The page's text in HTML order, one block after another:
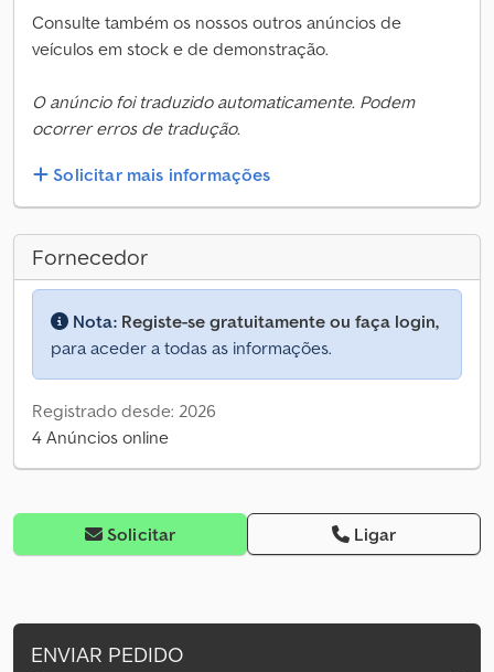
Consulte também os nossos outros anúncios de
veículos em stock e de demonstração.
O anúncio foi traduzido automaticamente. Podem
ocorrer erros de tradução.
Solicitar mais informações
Fornecedor
Nota: Registe-se gratuitamente ou faça login,
para aceder a todas as informações.
Registrado desde: 2026
4 Anúncios online
Solicitar Ligar
ENVIAR PEDIDO